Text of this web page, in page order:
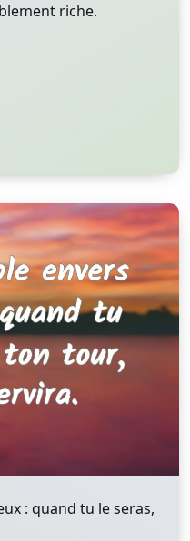
riche.
: quand tu le seras,